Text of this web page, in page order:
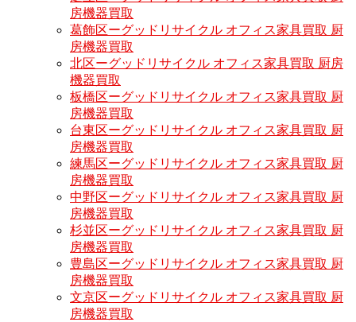
房機器買取
葛飾区ーグッドリサイクル オフィス家具買取 厨
房機器買取
北区ーグッドリサイクル オフィス家具買取 厨房
機器買取
板橋区ーグッドリサイクル オフィス家具買取 厨
房機器買取
台東区ーグッドリサイクル オフィス家具買取 厨
房機器買取
練馬区ーグッドリサイクル オフィス家具買取 厨
房機器買取
中野区ーグッドリサイクル オフィス家具買取 厨
房機器買取
杉並区ーグッドリサイクル オフィス家具買取 厨
房機器買取
豊島区ーグッドリサイクル オフィス家具買取 厨
房機器買取
文京区ーグッドリサイクル オフィス家具買取 厨
房機器買取